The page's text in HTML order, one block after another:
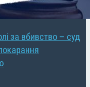
за вбивство – суд